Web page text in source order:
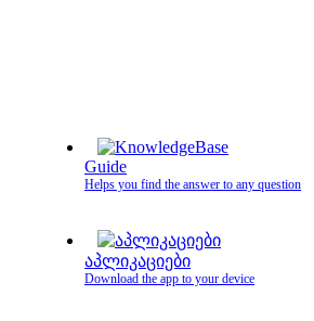
Guide
Helps you find the answer to any question
აპლიკაციები
Download the app to your device